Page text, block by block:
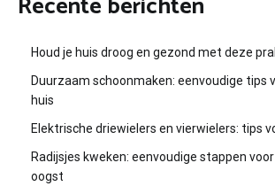
Houd je huis droog en gezond met deze
Duurzaam schoonmaken: eenvoudige tips
huis
Elektrische driewielers en vierwielers: tips
Radijsjes kweken: eenvoudige stappen
oogst